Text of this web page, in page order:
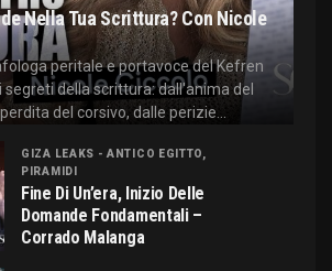
Nella Tua Scrittura? Con Nicole
peritale e portavoce del Kefren
segreti della scrittura: dall'anima del
del corsivo, dalle perizie...
GIZA LEAKS - ANTICO EGITTO,
PIRAMIDI
Fine Di Un’era, Inizio Delle
Domande Fondamentali –
Corrado Malanga